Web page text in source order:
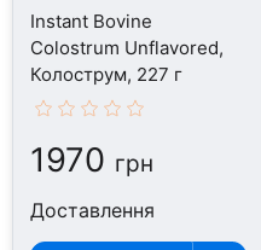
Instant Bovine
Colostrum Unflavored,
Колострум, 227 г
1970 грн
Доставлення